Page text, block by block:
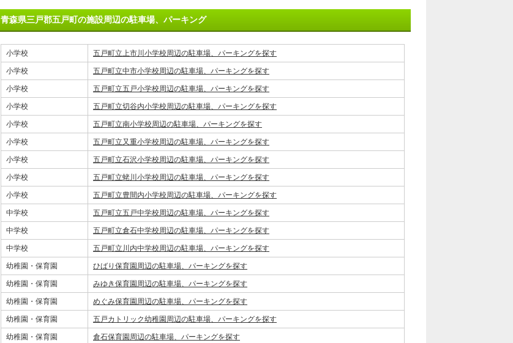
青森県三戸郡五戸町の施設周辺の駐車場、パーキング
小学校 五戸町立上市川小学校周辺の駐車場、パーキングを探す
小学校 五戸町立中市小学校周辺の駐車場、パーキングを探す
小学校 五戸町立五戸小学校周辺の駐車場、パーキングを探す
小学校 五戸町立切谷内小学校周辺の駐車場、パーキングを探す
小学校 五戸町立南小学校周辺の駐車場、パーキングを探す
小学校 五戸町立又重小学校周辺の駐車場、パーキングを探す
小学校 五戸町立石沢小学校周辺の駐車場、パーキングを探す
小学校 五戸町立蛯川小学校周辺の駐車場、パーキングを探す
小学校 五戸町立豊間内小学校周辺の駐車場、パーキングを探す
中学校 五戸町立五戸中学校周辺の駐車場、パーキングを探す
中学校 五戸町立倉石中学校周辺の駐車場、パーキングを探す
中学校 五戸町立川内中学校周辺の駐車場、パーキングを探す
幼稚園・保育園 ひばり保育園周辺の駐車場、パーキングを探す
幼稚園・保育園 みゆき保育園周辺の駐車場、パーキングを探す
幼稚園・保育園 めぐみ保育園周辺の駐車場、パーキングを探す
幼稚園・保育園 五戸カトリック幼稚園周辺の駐車場、パーキングを探す
幼稚園・保育園 倉石保育園周辺の駐車場、パーキングを探す